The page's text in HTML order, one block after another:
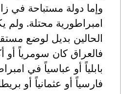
وإما دولة مستباحة في
امبراطورية محتلة. ولم
الحالين بديل لوضع
فالعراق كان سومرياً أو
بابلياً أو عباسياً في
فارسياً أو عثمانياً أو